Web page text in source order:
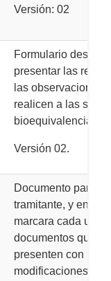
Versión: 02
Formulario
presentar las
las observaciones
realicen a las
bioequivalencia.
Versión 02.
Documento para
tramitante, y en el
marcara cada uno
documentos que se
presenten con la
modificaciones de